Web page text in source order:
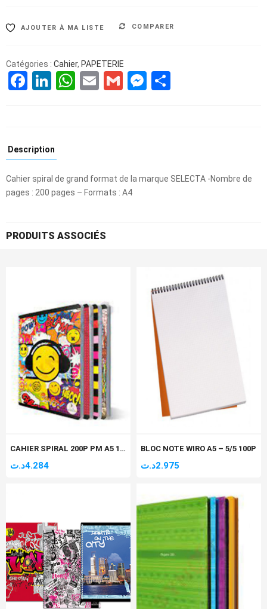
AJOUTER À MA LISTE COMPARER
Catégories : Cahier, PAPETERIE
Facebook
LinkedIn
WhatsApp
EmailGmailMessenger
Description
Cahier spiral de grand format de la marque SELECTA -Nombre de
pages : 200 pages – Formats : A4
PRODUITS ASSOCIÉS
CAHIER SPIRAL 200P PM A5 17*22 SELECTA 60GR
4.284د.ت
BLOC NOTE WIRO A5 – 5/5 100P
2.975د.ت